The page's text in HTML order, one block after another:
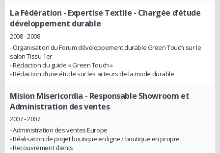
La Fédération - Expertise Textile - Chargée d’étude
développement durable
2008 - 2008
- Organisation du Forum développement durable Green Touch sur le
salon Tissu 1er
- Rédaction du guide « Green Touch »
- Rédaction d’une étude sur les acteurs de la mode durable
Mision Misericordia - Responsable Showroom et
Administration des ventes
2007 - 2007
- Administration des ventes Europe
- Réalisation de projet boutique en ligne / boutique en propre
- Recouvrement clients